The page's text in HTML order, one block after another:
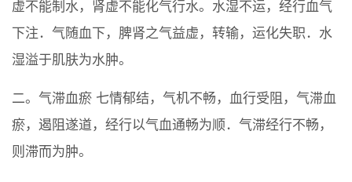
虚不能制水，肾虚不能化气行水。水湿不运，经行血气
下注．气随血下，脾肾之气益虚，转输，运化失职．水
湿溢于肌肤为水肿。
二。气滞血瘀 七情郁结，气机不畅，血行受阻，气滞血
瘀，遏阻遂道，经行以气血通畅为顺．气滞经行不畅，
则滞而为肿。